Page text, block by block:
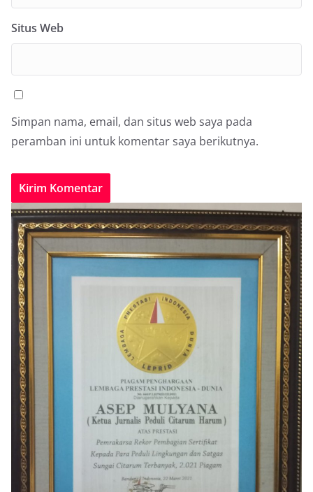
Situs Web
Simpan nama, email, dan situs web saya pada
peramban ini untuk komentar saya berikutnya.